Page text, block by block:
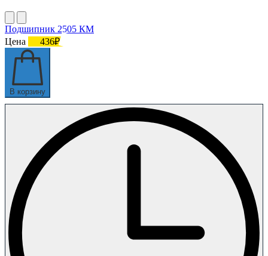
Подшипник 2505 КМ
Цена
436₽
В корзину